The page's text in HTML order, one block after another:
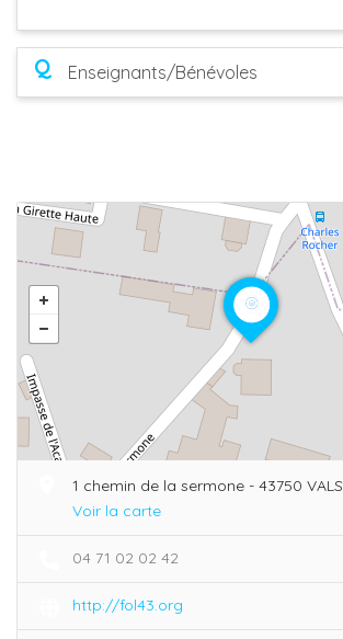
Q Enseignants/Bénévoles
1 chemin de la sermone - 43750 VALS
Voir la carte
04 71 02 02 42
http://fol43.org